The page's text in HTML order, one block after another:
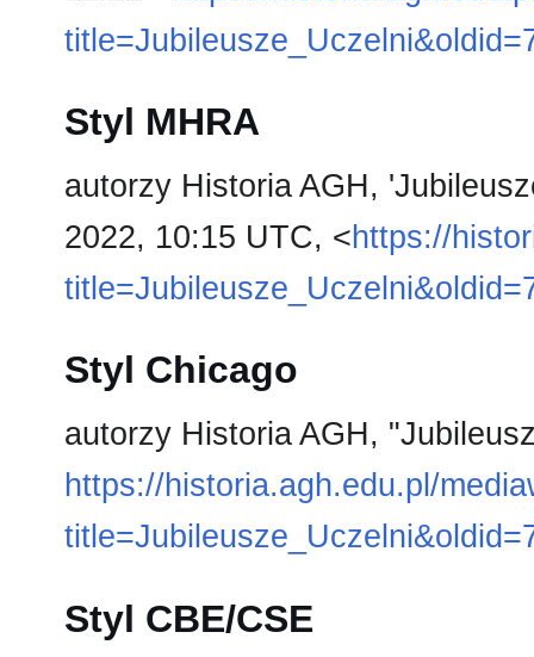
Styl MHRA
autorzy Historia AGH,
2022, 10:15 UTC, <https://
Styl Chicago
autorzy Historia AGH,
https://historia.agh.edu.pl/
Styl CBE/CSE